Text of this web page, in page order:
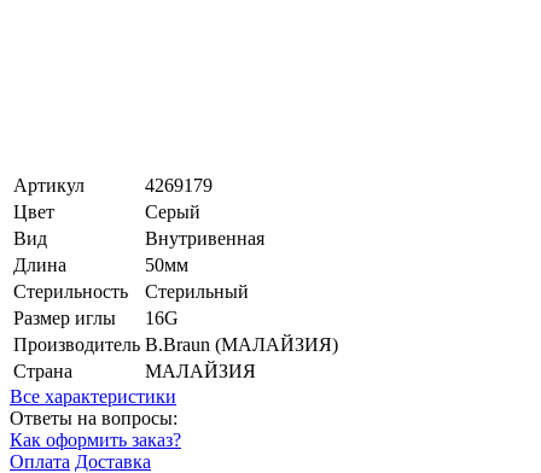
Артикул
4269179
Цвет
Серый
Вид
Внутривенная
Длина
50мм
Стерильность
Стерильный
Размер иглы
16G
Производитель B.Braun (МАЛАЙЗИЯ)
Страна
МАЛАЙЗИЯ
Все характеристики
Ответы на вопросы:
Как оформить заказ?
Оплата Доставка